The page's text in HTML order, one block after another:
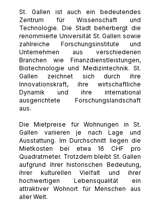
St. Gallen ist auch ein bedeutendes
Zentrum für Wissenschaft und
Technologie. Die Stadt beherbergt die
renommierte Universität St. Gallen sowie
zahlreiche Forschungsinstitute und
Unternehmen aus verschiedenen
Branchen wie Finanzdienstleistungen,
Biotechnologie und Medizintechnik. St.
Gallen zeichnet sich durch ihre
Innovationskraft, ihre wirtschaftliche
Dynamik und ihre international
ausgerichtete Forschungslandschaft
aus.
Die Mietpreise für Wohnungen in St.
Gallen variieren je nach Lage und
Ausstattung. Im Durchschnitt liegen die
Mietkosten bei etwa 16 CHF pro
Quadratmeter. Trotzdem bleibt St. Gallen
aufgrund ihrer historischen Bedeutung,
ihrer kulturellen Vielfalt und ihrer
hochwertigen Lebensqualität ein
attraktiver Wohnort für Menschen aus
aller Welt.